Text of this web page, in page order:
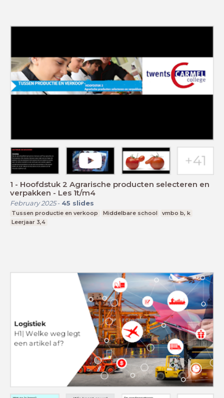
1 - Hoofdstuk 2 Agrarische producten selecteren en
verpakken - Les 1t/m4
February 2025- 45 slides
Tussen productie en verkoop Middelbare school
vmbo b, k
Leerjaar 3,4